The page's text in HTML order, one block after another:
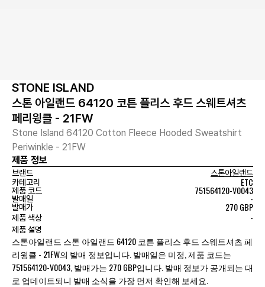
STONE ISLAND
스톤 아일랜드 64120 코튼 플리스 후드 스웨트셔츠
페리윙클 - 21FW
Stone Island 64120 Cotton Fleece Hooded Sweatshirt
Periwinkle - 21FW
제품 정보
브랜드
스톤아일랜드
카테고리
ETC
제품 코드 751564120-V0043
발매일 -
발매가 270 GBP
제품 색상 -
제품 설명
스톤아일랜드 스톤 아일랜드 64120 코튼 플리스 후드 스웨트셔츠 페
리윙클 - 21FW의 발매 정보입니다. 발매일은 미정, 제품 코드는
751564120-V0043, 발매가는 270 GBP입니다. 발매 정보가 공개되는 대
로 업데이트되니 발매 소식을 가장 먼저 확인해 보세요.